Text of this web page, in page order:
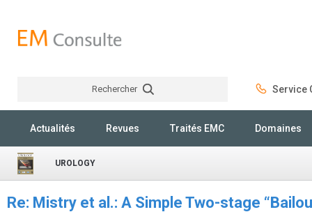
Rechercher Service
Actualités Revues Traités EMC Domaines
UROLOGY
Re: Mistry et al.: A Simple Two-stage